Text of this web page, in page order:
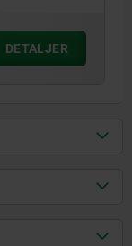
DETALJER